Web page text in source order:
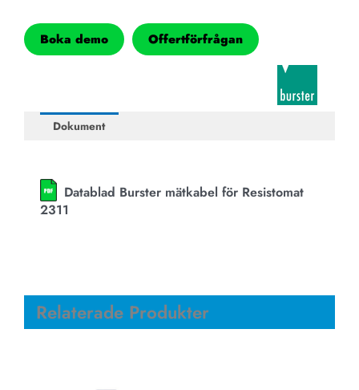
Boka demo Offertförfrågan
Dokument
Datablad Burster mätkabel för Resistomat
2311
Relaterade Produkter